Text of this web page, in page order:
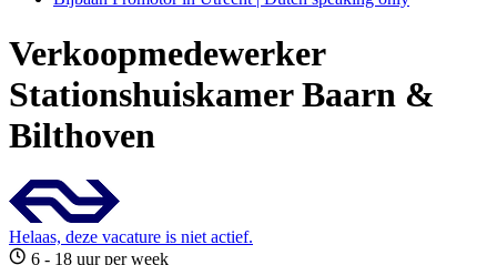
Verkoopmedewerker
Stationshuiskamer Baarn &
Bilthoven
Helaas, deze vacature is niet actief.
6 - 18 uur per week